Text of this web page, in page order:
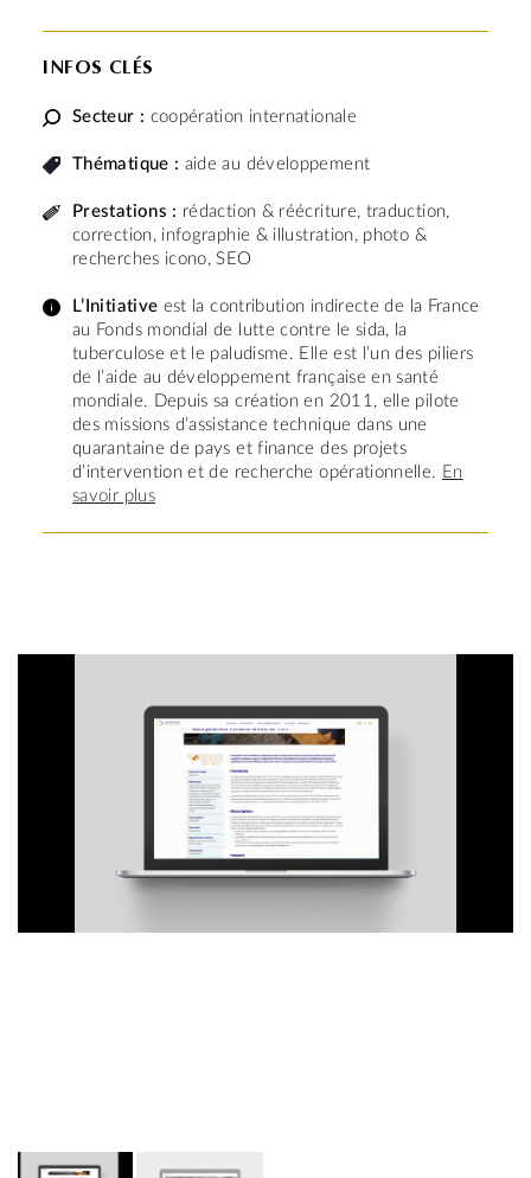
INFOS CLÉS
Secteur : coopération internationale
Thématique : aide au développement
Prestations : rédaction & réécriture, traduction,
correction, infographie & illustration, photo &
recherches icono, SEO
L’Initiative est la contribution indirecte de la France
au Fonds mondial de lutte contre le sida, la
tuberculose et le paludisme. Elle est l’un des piliers
de l’aide au développement française en santé
mondiale. Depuis sa création en 2011, elle pilote
des missions d’assistance technique dans une
quarantaine de pays et finance des projets
d’intervention et de recherche opérationnelle. En
savoir plus